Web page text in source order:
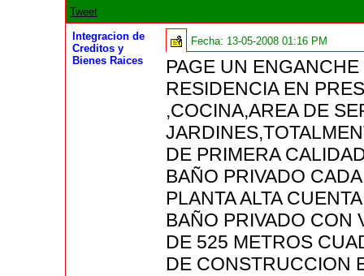
Tweet
Integracion de
Creditos y
Bienes Raices
Fecha: 13-05-2008 01:16 PM
PAGE UN
RESIDENCIA EN
,COCINA,AREA DE
DE PRIMERA
BAÑO PRIVADO
PLANTA ALTA
BAÑO PRIVADO CON
DE 525 METROS
DE CONSTRUCCION